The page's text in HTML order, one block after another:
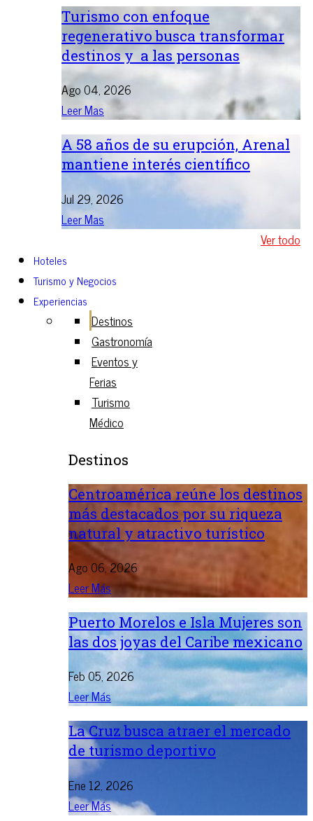
Turismo con enfoque
regenerativo busca transformar
destinos y a las personas
Ago 04, 2026
Leer Mas
A 58 años de su erupción, Arenal
mantiene interés científico
Jul 29, 2026
Leer Mas
Ver todo
Hoteles
Turismo y Negocios
Experiencias
Destinos
Gastronomía
Eventos y
Ferias
Turismo
Médico
Destinos
Centroamérica reúne los destinos
más destacados por su riqueza
natural y atractivo turístico
Ago 06, 2026
Leer Más
Puerto Morelos e Isla Mujeres son
las dos joyas del Caribe mexicano
Feb 05, 2026
Leer Más
La Cruz busca atraer el mercado
de turismo deportivo
Ene 12, 2026
Leer Más